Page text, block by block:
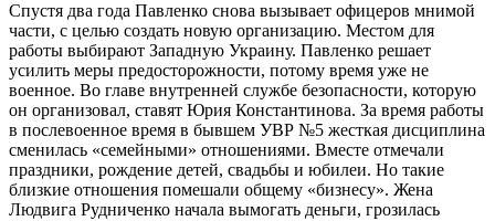
Спустя два года Павленко снова вызывает офицеров мнимой
части, с целью создать новую организацию. Местом для
работы выбирают Западную Украину. Павленко решает
усилить меры предосторожности, потому время уже не
военное. Во главе внутренней службе безопасности, которую
он организовал, ставят Юрия Константинова. За время работы
в послевоенное время в бывшем УВР №5 жесткая дисциплина
сменилась «семейными» отношениями. Вместе отмечали
праздники, рождение детей, свадьбы и юбилеи. Но такие
близкие отношения помешали общему «бизнесу». Жена
Людвига Рудниченко начала вымогать деньги, грозилась